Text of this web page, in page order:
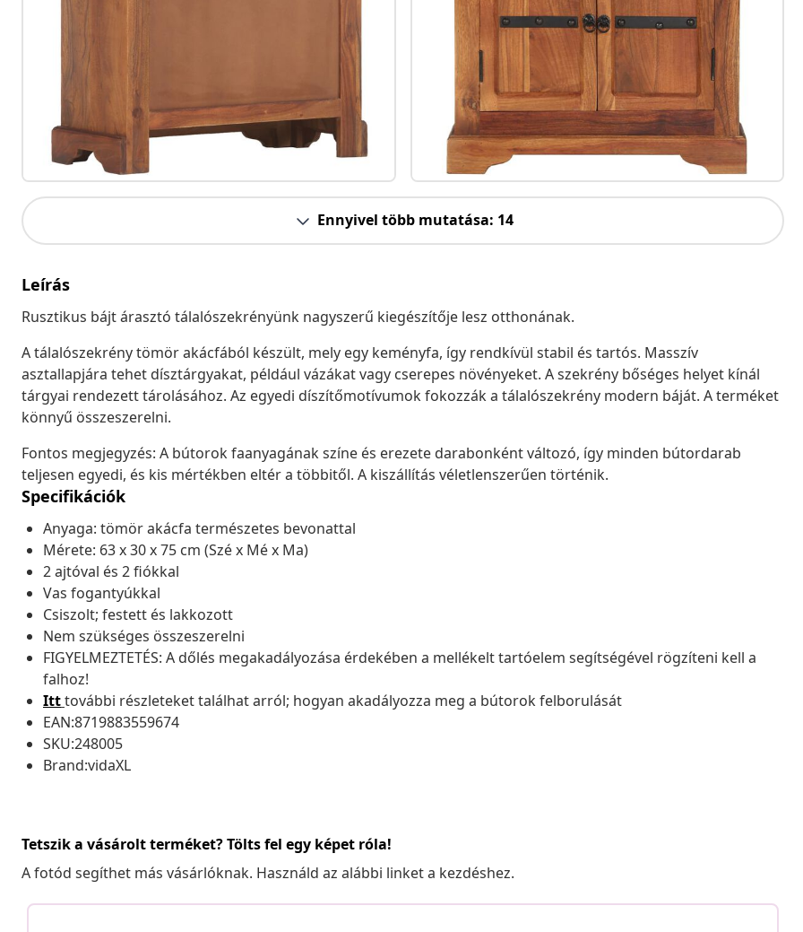
Ennyivel több mutatása: 14
Leírás
Rusztikus bájt árasztó tálalószekrényünk nagyszerű kiegészítője lesz otthonának.
A tálalószekrény tömör akácfából készült, mely egy keményfa, így rendkívül stabil és tartós. Masszív
asztallapjára tehet dísztárgyakat, például vázákat vagy cserepes növényeket. A szekrény bőséges helyet kínál
tárgyai rendezett tárolásához. Az egyedi díszítőmotívumok fokozzák a tálalószekrény modern báját. A terméket
könnyű összeszerelni.
Fontos megjegyzés: A bútorok faanyagának színe és erezete darabonként változó, így minden bútordarab
teljesen egyedi, és kis mértékben eltér a többitől. A kiszállítás véletlenszerűen történik.
Specifikációk
Anyaga: tömör akácfa természetes bevonattal
Mérete: 63 x 30 x 75 cm (Szé x Mé x Ma)
2 ajtóval és 2 fiókkal
Vas fogantyúkkal
Csiszolt; festett és lakkozott
Nem szükséges összeszerelni
FIGYELMEZTETÉS: A dőlés megakadályozása érdekében a mellékelt tartóelem segítségével rögzíteni kell a
falhoz!
Itttovábbi részleteket találhat arról; hogyan akadályozza meg a bútorok felborulását
EAN:8719883559674
SKU:248005
Brand:vidaXL
Tetszik a vásárolt terméket? Tölts fel egy képet róla!
A fotód segíthet más vásárlóknak. Használd az alábbi linket a kezdéshez.